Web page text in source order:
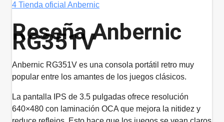
4 Tienda oficial Anbernic
Reseña Anbernic
RG351V
Anbernic RG351V es una consola portátil retro muy
popular entre los amantes de los juegos clásicos.
La pantalla IPS de 3.5 pulgadas ofrece resolución
640×480 con laminación OCA que mejora la nitidez y